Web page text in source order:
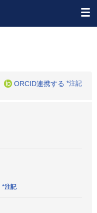
ORCID連携する *注記
*注記